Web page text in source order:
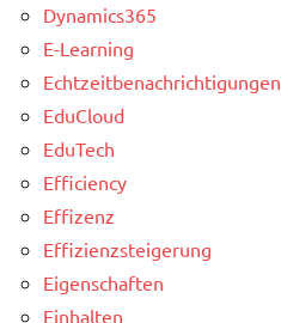
Dynamics365
E-Learning
Echtzeitbenachrichtigungen
EduCloud
EduTech
Efficiency
Effizenz
Effizienzsteigerung
Eigenschaften
Einhalten